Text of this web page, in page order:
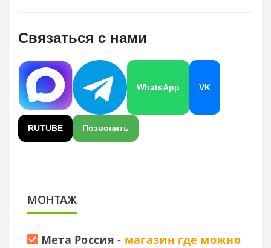
Связаться с нами
WhatsApp VK
RUTUBE Позвонить
МОНТАЖ
Мета Россия - магазин где можно